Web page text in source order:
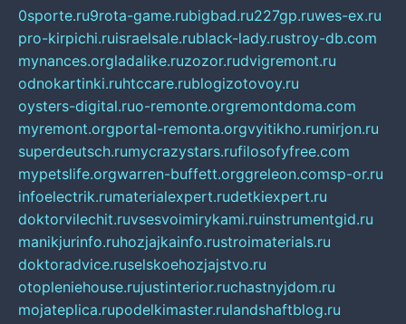
0sporte.ru9rota-game.rubigbad.ru227gp.ruwes-ex.ru
pro-kirpichi.ruisraelsale.rublack-lady.rustroy-db.com
mynances.orgladalike.ruzozor.rudvigremont.ru
odnokartinki.ruhtccare.rublogizotovoy.ru
oysters-digital.ruo-remonte.orgremontdoma.com
myremont.orgportal-remonta.orgvyitikho.rumirjon.ru
superdeutsch.rumycrazystars.rufilosofyfree.com
mypetslife.orgwarren-buffett.orggreleon.comsp-or.ru
infoelectrik.rumaterialexpert.rudetkiexpert.ru
doktorvilechit.ruvsesvoimirykami.ruinstrumentgid.ru
manikjurinfo.ruhozjajkainfo.rustroimaterials.ru
doktoradvice.ruselskoehozjajstvo.ru
otopleniehouse.rujustinterior.ruchastnyjdom.ru
mojateplica.rupodelkimaster.rulandshaftblog.ru